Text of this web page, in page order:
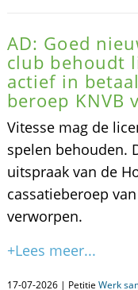
AD: Goed
club behoudt
actief in
beroep KNVB
Vitesse mag de
spelen behouden.
uitspraak van de
cassatieberoep
verworpen.
+Lees meer...
17-07-2026 | Petitie Werk